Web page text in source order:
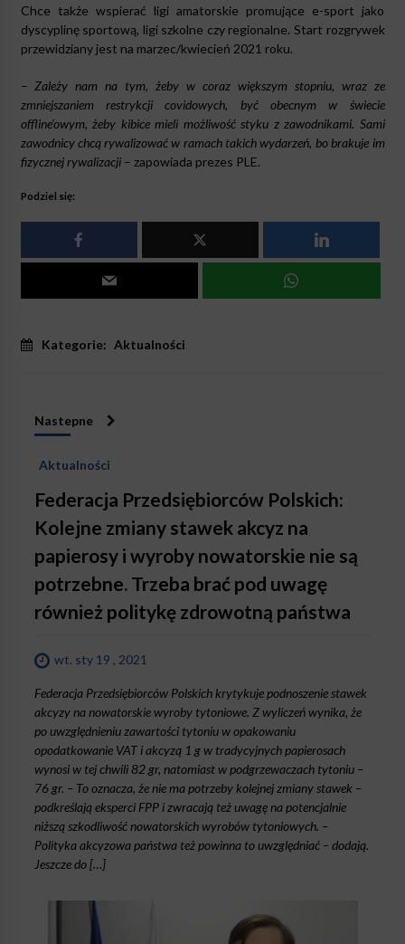
Chce także wspierać ligi amatorskie promujące e-sport jako
dyscyplinę sportową, ligi szkolne czy regionalne. Start rozgrywek
przewidziany jest na marzec/kwiecień 2021 roku.
– Zależy nam na tym, żeby w coraz większym stopniu, wraz ze
zmniejszaniem restrykcji covidowych, być obecnym w świecie
offline’owym, żeby kibice mieli możliwość styku z zawodnikami. Sami
zawodnicy chcą rywalizować w ramach takich wydarzeń, bo brakuje im
fizycznej rywalizacji – zapowiada prezes PLE.
Podziel się:
Kategorie: Aktualności
Nastepne
Aktualności
Federacja Przedsiębiorców Polskich:
Kolejne zmiany stawek akcyz na
papierosy i wyroby nowatorskie nie są
potrzebne. Trzeba brać pod uwagę
również politykę zdrowotną państwa
wt. sty 19 , 2021
Federacja Przedsiębiorców Polskich krytykuje podnoszenie stawek
akcyzy na nowatorskie wyroby tytoniowe. Z wyliczeń wynika, że
po uwzględnieniu zawartości tytoniu w opakowaniu
opodatkowanie VAT i akcyzą 1 g w tradycyjnych papierosach
wynosi w tej chwili 82 gr, natomiast w podgrzewaczach tytoniu –
76 gr. – To oznacza, że nie ma potrzeby kolejnej zmiany stawek –
podkreślają eksperci FPP i zwracają też uwagę na potencjalnie
niższą szkodliwość nowatorskich wyrobów tytoniowych. –
Polityka akcyzowa państwa też powinna to uwzględniać – dodają.
Jeszcze do […]